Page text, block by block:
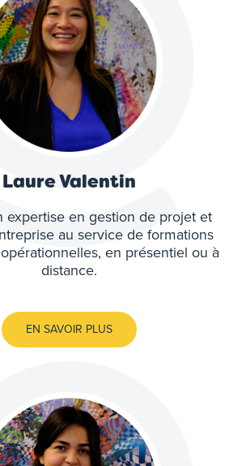
Laure Valentin
expertise en gestion de projet et
au service de formations
en présentiel ou à
distance.
EN SAVOIR PLUS